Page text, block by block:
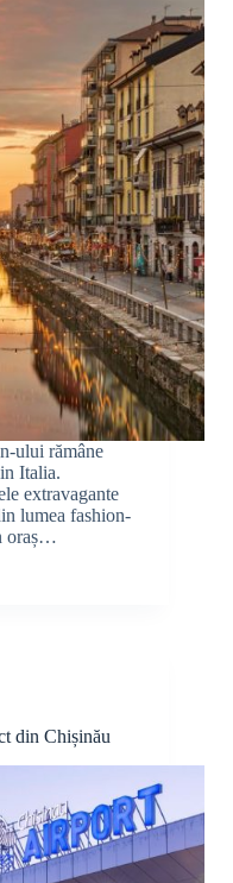
ului rămâne
Italia.
extravagante
lumea fashion-
oraș…
din Chișinău